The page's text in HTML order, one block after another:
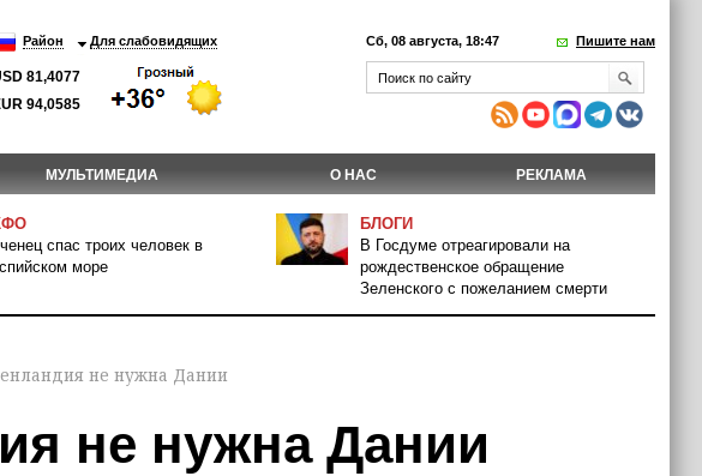
Район Для слабовидящих
81,4077
94,0585
Сб, 08 августа, 18:47 Пишите нам
МУЛЬТИМЕДИА О НАС РЕКЛАМА
спас троих человек в
море
БЛОГИ
В Госдуме отреагировали на
рождественское обращение
Зеленского с пожеланием смерти
не нужна Дании
не нужна Дании